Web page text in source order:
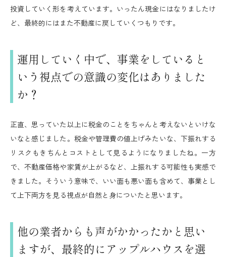
投資していく形を考えています。いったん現金にはなりましたけ
ど、最終的にはまた不動産に戻していくつもりです。
運用していく中で、事業をしていると
いう視点での意識の変化はありました
か？
正直、思っていた以上に税金のことをちゃんと考えないといけな
いなと感じました。税金や管理費の値上げみたいな、下振れする
リスクもきちんとコストとして見るようになりましたね。一方
で、不動産価格や家賃が上がるなど、上振れする可能性も実感で
きました。そういう意味で、いい面も悪い面も含めて、事業とし
て上下両方を見る視点が自然と身についたと思います。
他の業者からも声がかかったかと思い
ますが、最終的にアップルハウスを選